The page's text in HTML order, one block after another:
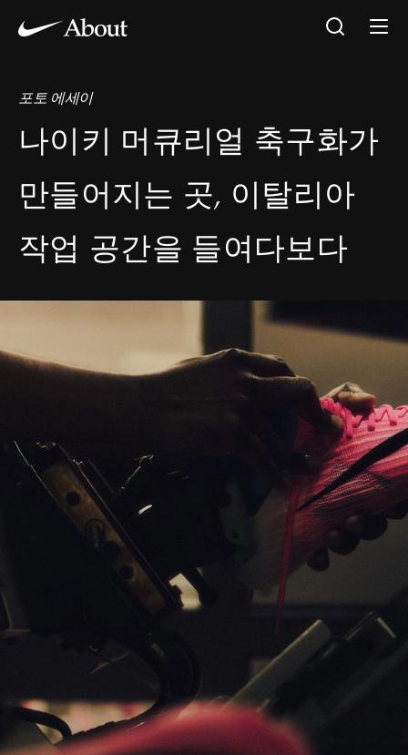
포토 에세이
나이키 머큐리얼 축구화가
만들어지는 곳, 이탈리아
작업 공간을 들여다보다